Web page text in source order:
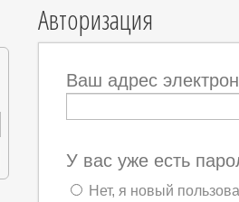
Авторизация
Ваш адрес
У вас уже есть
Нет, я новый